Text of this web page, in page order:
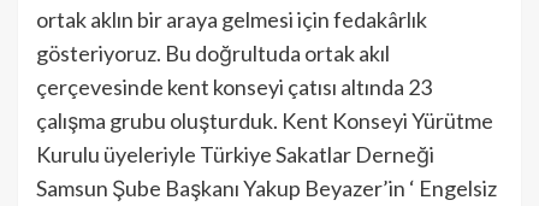
ortak aklın bir araya gelmesi için fedakârlık
gösteriyoruz. Bu doğrultuda ortak akıl
çerçevesinde kent konseyi çatısı altında 23
çalışma grubu oluşturduk. Kent Konseyi Yürütme
Kurulu üyeleriyle Türkiye Sakatlar Derneği
Samsun Şube Başkanı Yakup Beyazer’in ‘ Engelsiz